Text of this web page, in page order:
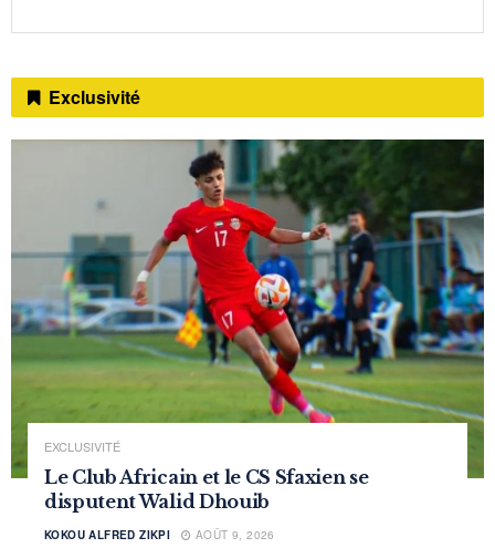
Exclusivité
EXCLUSIVITÉ
Le Club Africain et le CS Sfaxien se
disputent Walid Dhouib
KOKOU ALFRED ZIKPI AOÛT 9, 2026